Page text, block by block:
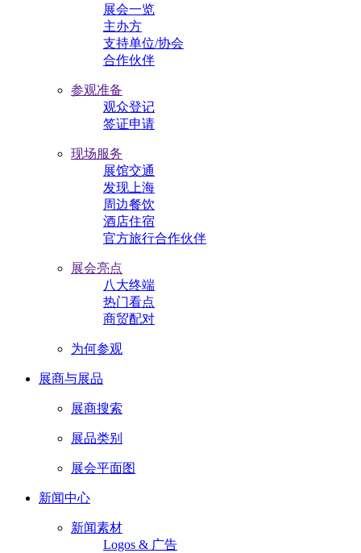
展会一览
主办方
支持单位/协会
合作伙伴
参观准备
观众登记
签证申请
现场服务
展馆交通
发现上海
周边餐饮
酒店住宿
官方旅行合作伙伴
展会亮点
八大终端
热门看点
商贸配对
为何参观
展商与展品
展商搜索
展品类别
展会平面图
新闻中心
新闻素材
Logos & 广告